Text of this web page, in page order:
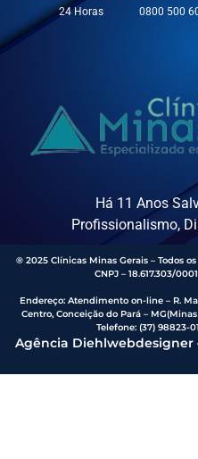
24 Horas 0800 500
Há 11 Anos
Profissionalismo,
® 2025 Clínicas Minas Gerais – Todos
CNPJ – 18.617.303/
Endereço: Atendimento on-line – R.
Centro, Conceição do Pará –
Telefone:(37) 98823-
Agência Diehlwebdesigner